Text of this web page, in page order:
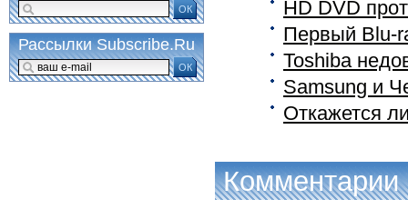
HD DVD
Первый Blu-
Toshiba
Samsung и
Откажется
Комментарии
ОК
Рассылки Subscribe.Ru
ОК